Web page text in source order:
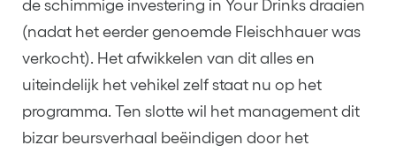
de schimmige investering in Your Drinks draaien
(nadat het eerder genoemde Fleischhauer was
verkocht). Het afwikkelen van dit alles en
uiteindelijk het vehikel zelf staat nu op het
programma. Ten slotte wil het management dit
bizar beursverhaal beëindigen door het